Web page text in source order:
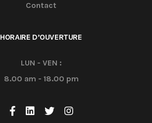
Contact
HORAIRE D’OUVERTURE
LUN - VEN :
8.00 am - 18.00 pm